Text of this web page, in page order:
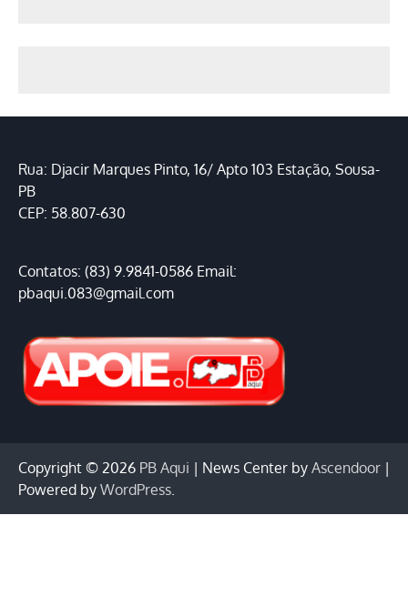
Rua: Djacir Marques Pinto, 16/ Apto 103 Estação, Sousa-
PB
CEP: 58.807-630
Contatos: (83) 9.9841-0586 Email:
pbaqui.083@gmail.com
Copyright © 2026 PB Aqui | News Center by Ascendoor |
Powered by WordPress.